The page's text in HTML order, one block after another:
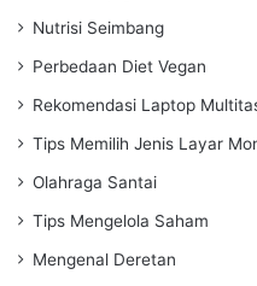
Nutrisi Seimbang
Perbedaan Diet Vegan
Rekomendasi Laptop
Tips Memilih Jenis Layar
Olahraga Santai
Tips Mengelola Saham
Mengenal Deretan